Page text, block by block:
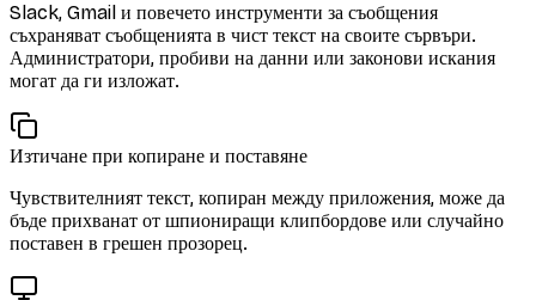
Slack, Gmail и повечето инструменти за съобщения
съхраняват съобщенията в чист текст на своите сървъри.
Администратори, пробиви на данни или законови искания
могат да ги изложат.
Изтичане при копиране и поставяне
Чувствителният текст, копиран между приложения, може да
бъде прихванат от шпиониращи клипбордове или случайно
поставен в грешен прозорец.